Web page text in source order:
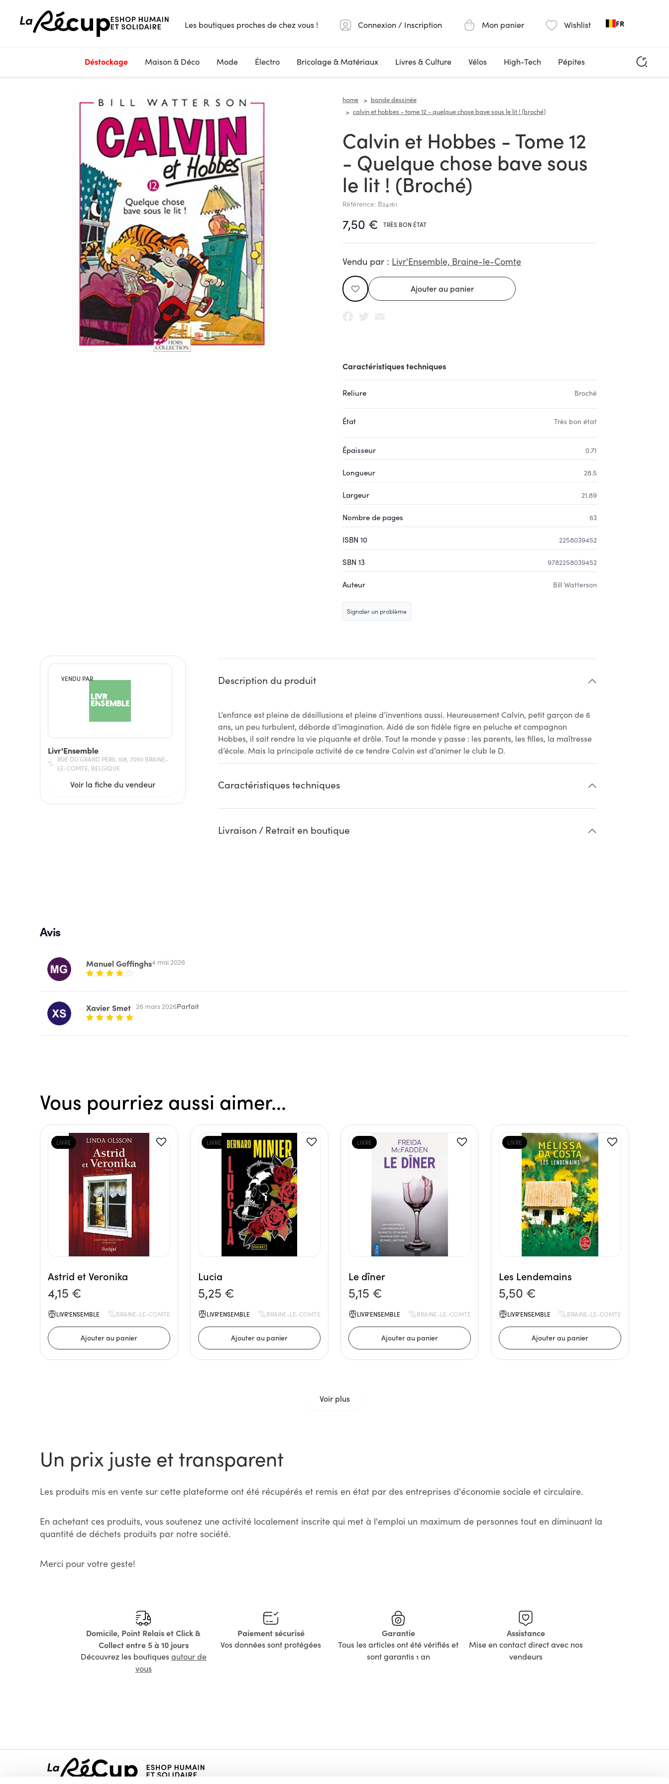
Les boutiques proches de chez vous ! Connexion / Inscription Mon panier Wishlist FR
Déstockage Maison & Déco Mode Électro Bricolage & Matériaux Livres & Culture Vélos High-Tech Pépites
home
bande dessinée
calvin et hobbes - tome 12 - quelque chose bave sous le lit ! (broché)
Calvin et Hobbes - Tome 12
- Quelque chose bave sous
le lit ! (Broché)
Référence: B24161
7,50 € TRÈS BON ÉTAT
Vendu par : Livr'Ensemble, Braine-le-Comte
Caractéristiques techniques
Reliure Broché
État Très bon état
Épaisseur 0.71
Longueur 28.5
Largeur 21.89
Nombre de pages 63
ISBN 10 2258039452
SBN 13 9782258039452
Auteur Bill Watterson
Signaler un problème
VENDU PAR
Livr'Ensemble
RUE DU GRAND PÉRIL 108, 7090 BRAINE-
LE-COMTE, BELGIQUE
Voir la fiche du vendeur
Description du produit
L’enfance est pleine de désillusions et pleine d’inventions aussi. Heureusement Calvin, petit garçon de 6
ans, un peu turbulent, déborde d’imagination. Aidé de son fidèle tigre en peluche et compagnon
Hobbes, il sait rendre la vie piquante et drôle. Tout le monde y passe : les parents, les filles, la maîtresse
d’école. Mais la principale activité de ce tendre Calvin est d’animer le club le D.
Caractéristiques techniques
Livraison / Retrait en boutique
Avis
Manuel Goffinghs4 mai 2026
Xavier Smet 26 mars 2026Parfait
Vous pourriez aussi aimer...
LIVRE
Astrid et Veronika
4,15 €
LIVR'ENSEMBLE BRAINE-LE-COMTE
LIVRE
Lucia
5,25 €
LIVR'ENSEMBLE BRAINE-LE-COMTE
LIVRE
Le dîner
5,15 €
LIVR'ENSEMBLE BRAINE-LE-COMTE
LIVRE
Les Lendemains
5,50 €
LIVR'ENSEMBLE BRAINE-LE-COMTE
Voir plus
Un prix juste et transparent
Les produits mis en vente sur cette plateforme ont été récupérés et remis en état par des entreprises d'économie sociale et circulaire.
En achetant ces produits, vous soutenez une activité localement inscrite qui met à l'emploi un maximum de personnes tout en diminuant la
quantité de déchets produits par notre société.
Merci pour votre geste!
Domicile, Point Relais et Click &
Collect entre 5 à 10 jours
Découvrez les boutiquesautour de
vous
Paiement sécurisé
Vos données sont protégées
Garantie
Tous les articles ont été vérifiés et
sont garantis 1 an
Assistance
Mise en contact direct avec nos
vendeurs